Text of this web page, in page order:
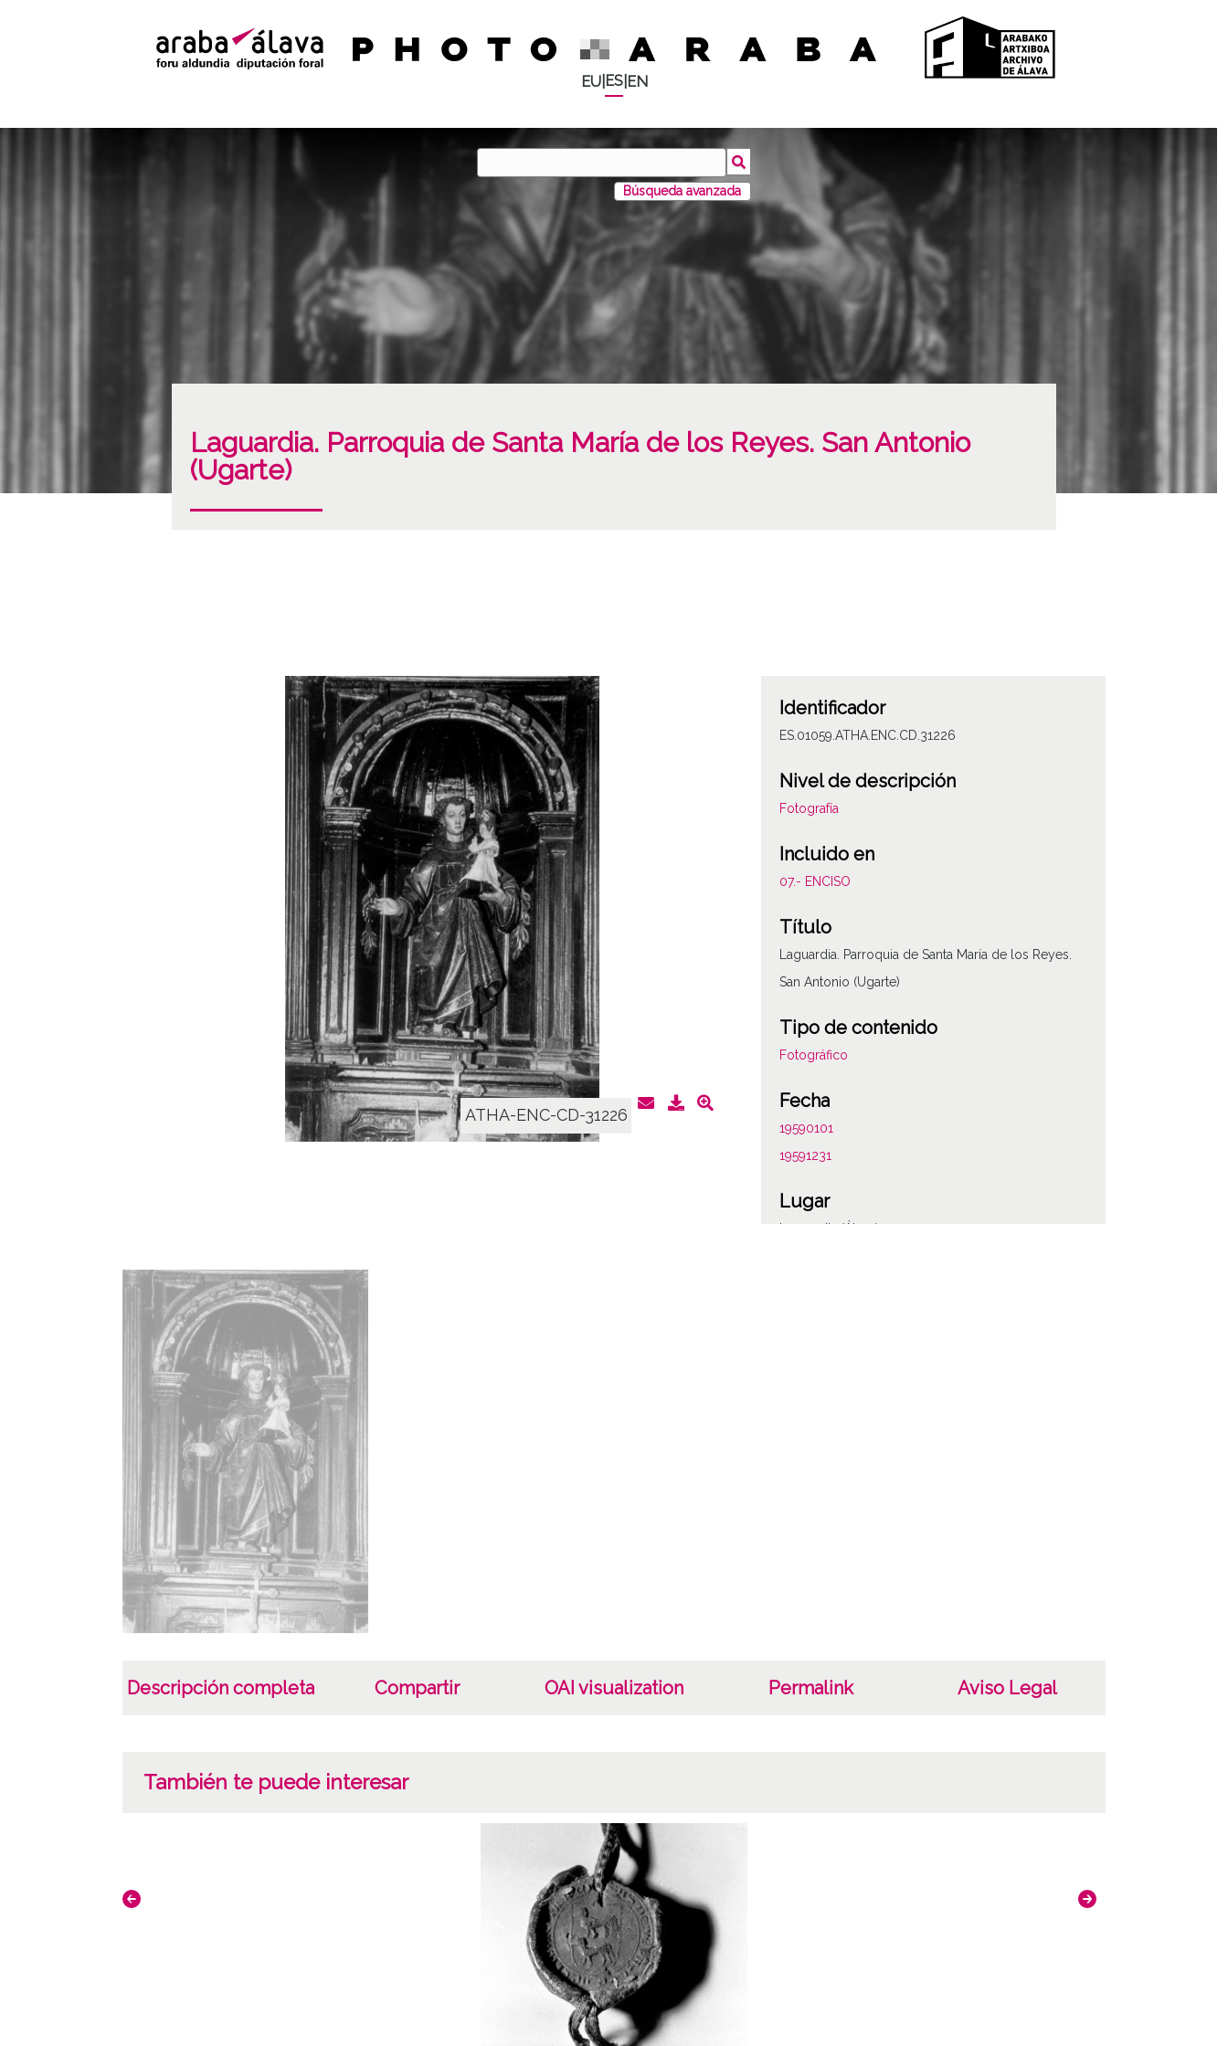
EU| ES| EN
Búsqueda avanzada
Laguardia. Parroquia de Santa María de los Reyes. San Antonio
(Ugarte)
ATHA-ENC-CD-31226
Identificador
ES.01059.ATHA.ENC.CD.31226
Nivel de descripción
Fotografía
Incluido en
07.- ENCISO
Título
Laguardia. Parroquia de Santa María de los Reyes.
San Antonio (Ugarte)
Tipo de contenido
Fotográfico
Fecha
19590101
19591231
Lugar
Laguardia (Álava)
Descripción completa Compartir OAI visualization Permalink Aviso Legal
También te puede interesar